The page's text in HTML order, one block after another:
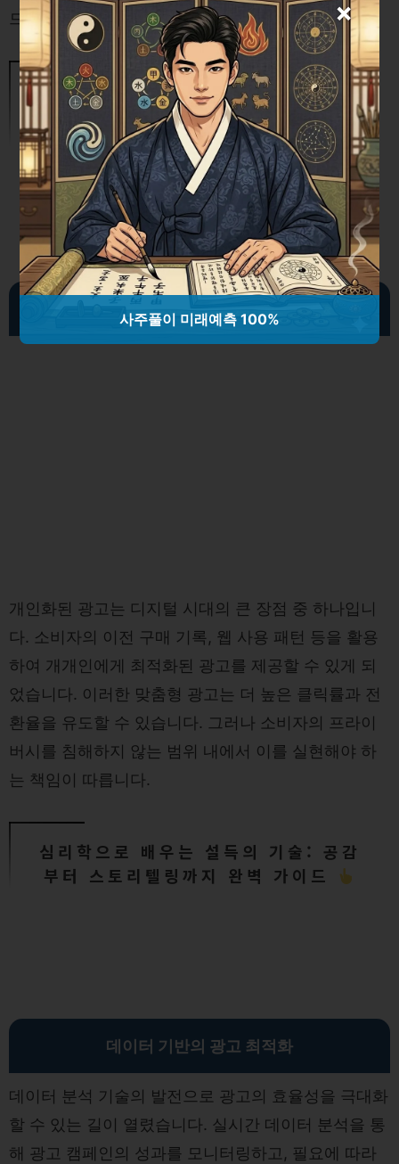
드에 대한 호감도가 높아집니다.
소비자 심리와 마케팅 전략: 정서적
연결부터 개인화 경험까지 분석하기
개별 소비자 맞춤형 광고
개인화된 광고는 디지털 시대의 큰 장점 중 하나입니
다. 소비자의 이전 구매 기록, 웹 사용 패턴 등을 활용
하여 개개인에게 최적화된 광고를 제공할 수 있게 되
었습니다. 이러한 맞춤형 광고는 더 높은 클릭률과 전
환율을 유도할 수 있습니다. 그러나 소비자의 프라이
버시를 침해하지 않는 범위 내에서 이를 실현해야 하
는 책임이 따릅니다.
심리학으로 배우는 설득의 기술: 공감
부터 스토리텔링까지 완벽 가이드
데이터 기반의 광고 최적화
데이터 분석 기술의 발전으로 광고의 효율성을 극대화
할 수 있는 길이 열렸습니다. 실시간 데이터 분석을 통
해 광고 캠페인의 성과를 모니터링하고, 필요에 따라
×
사주풀이 미래예측 100%